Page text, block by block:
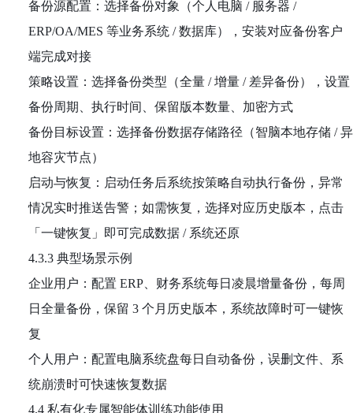
备份源配置：选择备份对象（个人电脑 / 服务器 /
ERP/OA/MES 等业务系统 / 数据库），安装对应备份客户
端完成对接
策略设置：选择备份类型（全量 / 增量 / 差异备份），设置
备份周期、执行时间、保留版本数量、加密方式
备份目标设置：选择备份数据存储路径（智脑本地存储 / 异
地容灾节点）
启动与恢复：启动任务后系统按策略自动执行备份，异常
情况实时推送告警；如需恢复，选择对应历史版本，点击
「一键恢复」即可完成数据 / 系统还原
4.3.3 典型场景示例
企业用户：配置 ERP、财务系统每日凌晨增量备份，每周
日全量备份，保留 3 个月历史版本，系统故障时可一键恢
复
个人用户：配置电脑系统盘每日自动备份，误删文件、系
统崩溃时可快速恢复数据
4.4 私有化专属智能体训练功能使用